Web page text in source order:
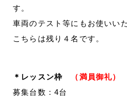
す。
車両のテスト等にもお使いい
こちらは残り４名です。
＊レッスン枠
（満員御礼）
募集台数：4台